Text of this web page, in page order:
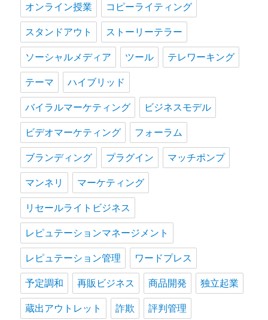
オンライン授業 コピーライティング
スタンドアウト ストーリーテラー
ソーシャルメディア ツール テレワーキング
テーマ ハイブリッド
バイラルマーケティング ビジネスモデル
ビデオマーケティング フォーラム
ブランディング プラグイン マッチポンプ
マンネリ マーケティング
リセールライトビジネス
レピュテーションマネージメント
レピュテーション管理 ワードプレス
予定調和 再販ビジネス 商品開発 独立起業
蔵出アウトレット 詐欺 評判管理